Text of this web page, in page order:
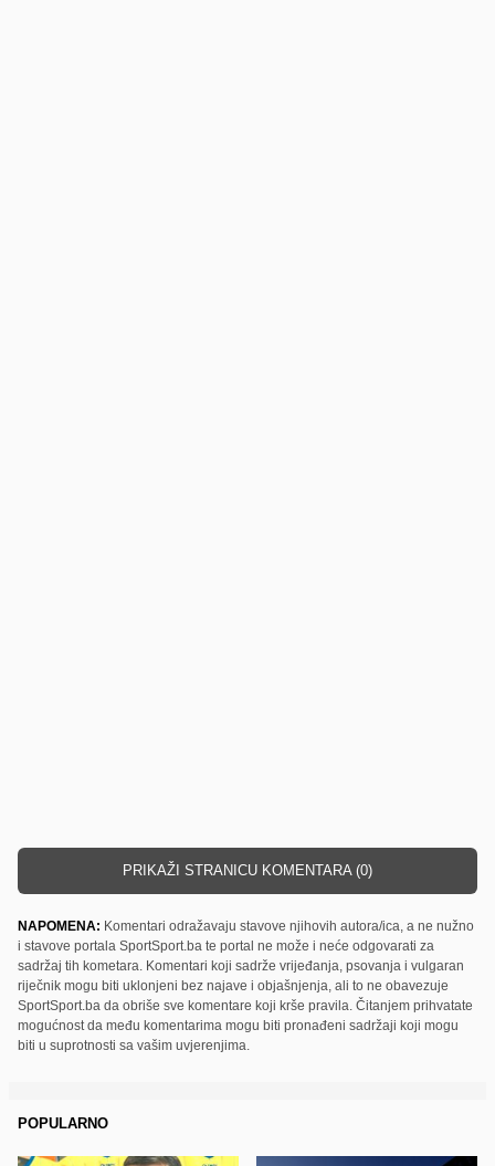
PRIKAŽI STRANICU KOMENTARA (0)
NAPOMENA: Komentari odražavaju stavove njihovih autora/ica, a ne nužno
i stavove portala SportSport.ba te portal ne može i neće odgovarati za
sadržaj tih kometara. Komentari koji sadrže vrijeđanja, psovanja i vulgaran
riječnik mogu biti uklonjeni bez najave i objašnjenja, ali to ne obavezuje
SportSport.ba da obriše sve komentare koji krše pravila. Čitanjem prihvatate
mogućnost da među komentarima mogu biti pronađeni sadržaji koji mogu
biti u suprotnosti sa vašim uvjerenjima.
POPULARNO